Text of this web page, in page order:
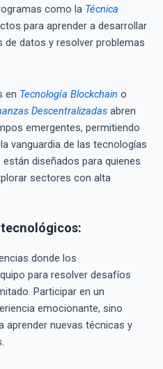
como la Técnica
para aprender a desarrollar
de datos y resolver problemas
en Tecnología Blockchain o
Descentralizadasabren
emergentes, permitiendo
vanguardia de las tecnologías
diseñados para quienes
sectores con alta
donde los
para resolver desafíos
Participar en un
emocionante, sino
aprender nuevas técnicas y